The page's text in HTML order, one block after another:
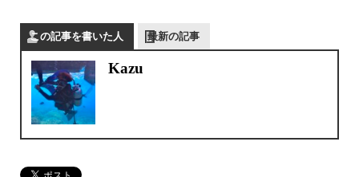
この記事を書いた人 最新の記事
Kazu